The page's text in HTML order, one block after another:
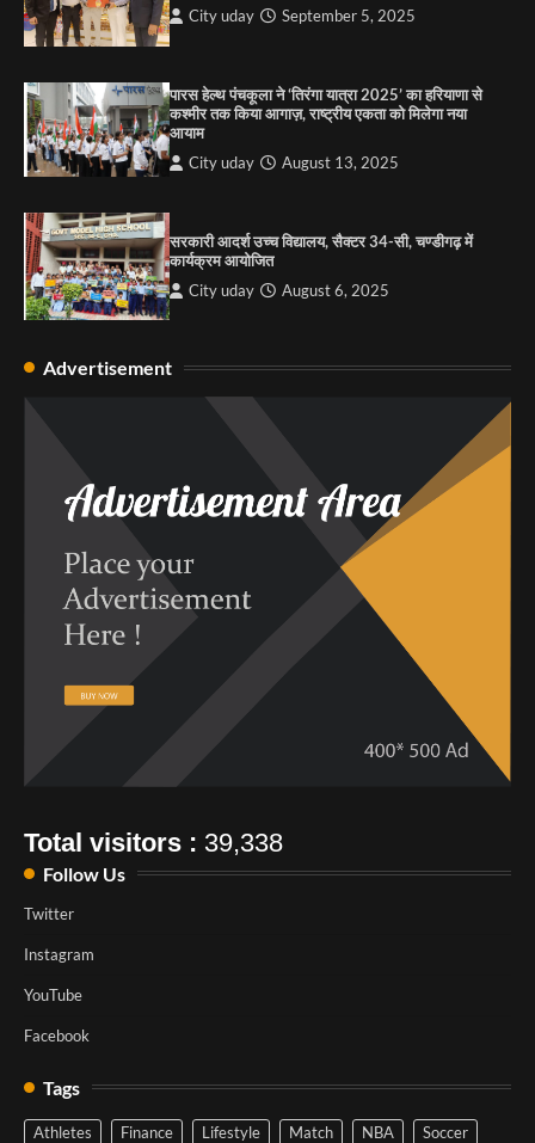
की कसम: देवशाली
City uday August 6, 2025
City uday September 5, 2025
पारस हेल्थ पंचकूला ने ‘तिरंगा यात्रा 2025’ का हरियाणा से
कश्मीर तक किया आगाज़, राष्ट्रीय एकता को मिलेगा नया
आयाम
City uday August 13, 2025
सरकारी आदर्श उच्च विद्यालय, सैक्टर 34-सी, चण्डीगढ़ में
कार्यक्रम आयोजित
City uday August 6, 2025
Advertisement
Total visitors : 39,338
Follow Us
Twitter
Instagram
YouTube
Facebook
Tags
Athletes Finance Lifestyle Match NBA Soccer